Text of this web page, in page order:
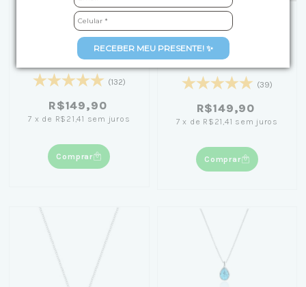
RECEBER MEU PRESENTE! ✨
Colar de Prata Letra
Inicial Cravejadas com
Zircônias 45cm
(132)
R$149,90
7 x de R$21,41 sem juros
Comprar
+3
[Caixa Laço Azul] Colar
de Prata Coração Ponto
de Luz 45cm
(39)
R$149,90
7 x de R$21,41 sem juros
Comprar